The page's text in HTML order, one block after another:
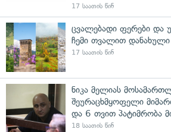
17 საათის წინ
ცვალებადი ფერები და
ჩემი თვალით დანახული
17 საათის წინ
ნიკა მელიას
შეურაცხმყოფელი
და 6 თვით პატიმრობა
18 საათის წინ